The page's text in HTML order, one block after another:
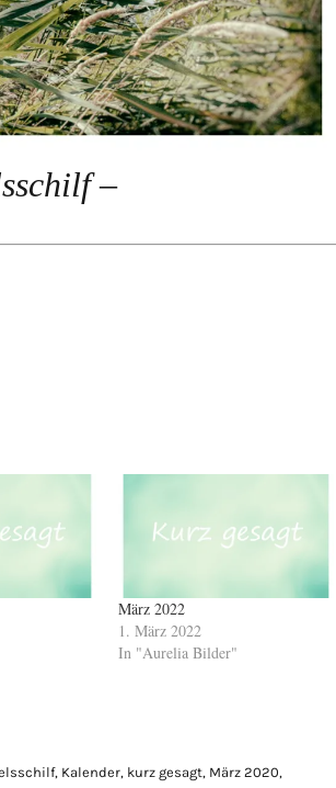
–
März 2022
1. März 2022
In "Aurelia Bilder"
, Kalender, kurz gesagt, März 2020,